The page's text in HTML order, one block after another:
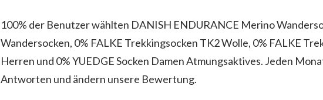
100% der Benutzer wählten DANISH ENDURANCE Merino
Wandersocken, 0% FALKE Trekkingsocken TK2 Wolle, 0% FALKE
Herren und 0% YUEDGE Socken Damen Atmungsaktives. Jeden
Antworten und ändern unsere Bewertung.